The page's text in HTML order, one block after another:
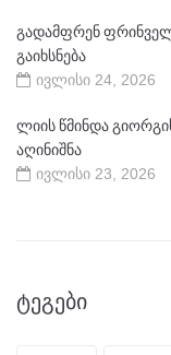
გადამფრენ
გაიხსნება
ივლისი 24, 2026
ლიის წმინდა
აღინიშნა
ივლისი 23, 2026
ᲢᲔᲒᲔᲑᲘ